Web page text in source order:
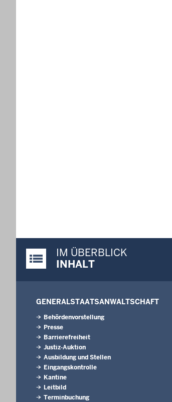
Justiz-Portal im Überblick:
IM ÜBERBLICK
INHALT
GENERALSTAATSANWALTSCHAFT
Behördenvorstellung
Presse
Barrierefreiheit
Justiz-Auktion
Ausbildung und Stellen
Eingangskontrolle
Kantine
Leitbild
Terminbuchung